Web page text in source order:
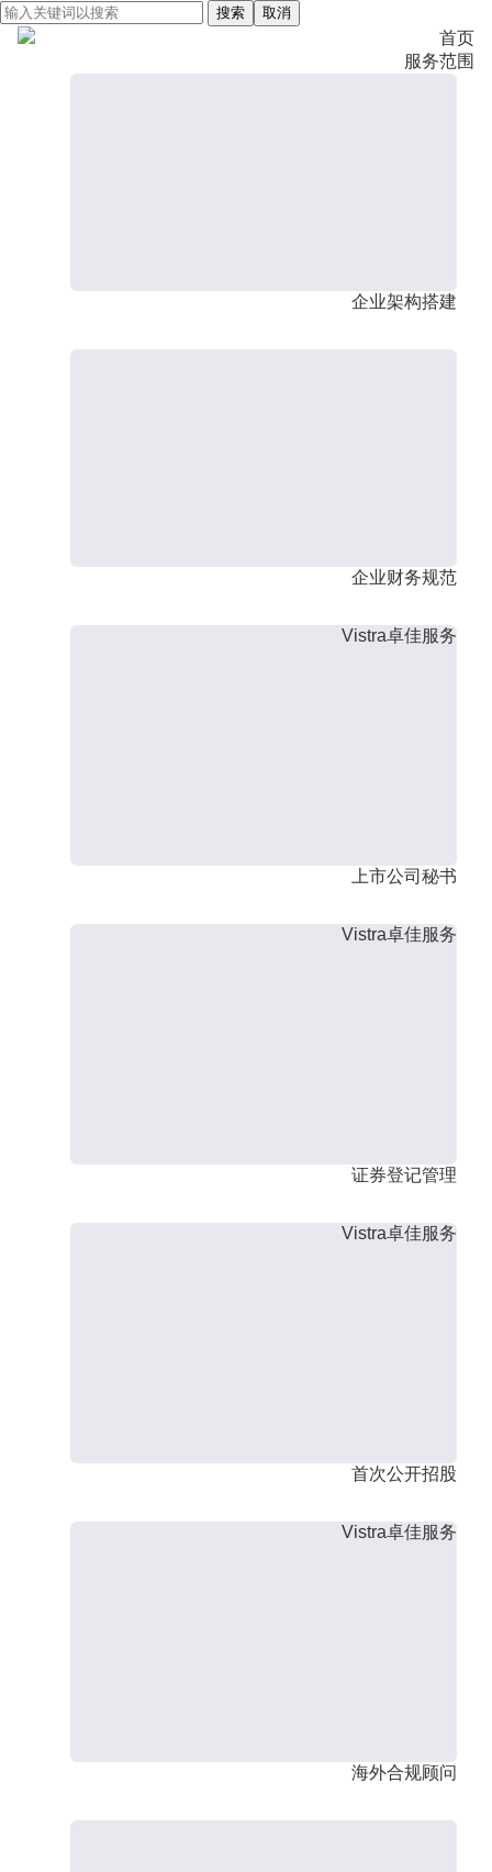
搜索 取消
首页
服务范围
企业架构搭建
企业财务规范
Vistra卓佳服务
上市公司秘书
Vistra卓佳服务
证券登记管理
Vistra卓佳服务
首次公开招股
Vistra卓佳服务
海外合规顾问